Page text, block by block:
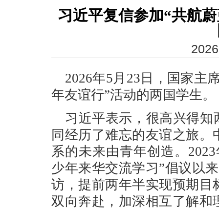
习近平复信参加“共航
2026年5月23日，国家主
年友谊行”活动的两国学生。
习近平表示，很高兴得知
同经历了难忘的友谊之旅
系的未来由青年创造。
少年来华交流学习”倡议以
访，提前两年半实现预期
双向奔赴，加深相互了解